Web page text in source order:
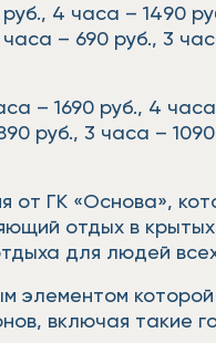
4 часа – 1490
– 690 руб., 3
– 1690 руб., 4
руб., 3 часа –
от ГК «Основа»,
отдых в
для людей
элементом
включая такие